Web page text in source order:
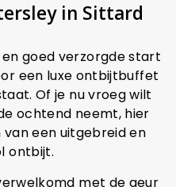
in Sittard
goed verzorgde start
een luxe ontbijtbuffet
Of je nu vroeg wilt
ochtend neemt, hier
een uitgebreid en
ontbijt.
met de geur